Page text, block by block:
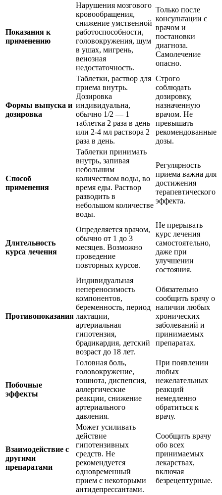
Показания к
применению
Нарушения мозгового
кровообращения,
снижение умственной
работоспособности,
головокружения, шум
в ушах, мигрень,
венозная
недостаточность.
Только после
консультации с
врачом и
постановки
диагноза.
Самолечение
опасно.
Формы выпуска и
дозировка
Таблетки, раствор для
приема внутрь.
Дозировка
индивидуальна,
обычно 1/2 — 1
таблетка 2 раза в день
или 2-4 мл раствора 2
раза в день.
Строго
соблюдать
дозировку,
назначенную
врачом. Не
превышать
рекомендованные
дозы.
Способ
применения
Таблетки принимать
внутрь, запивая
небольшим
количеством воды, во
время еды. Раствор
разводить в
небольшом количестве
воды.
Регулярность
приема важна для
достижения
терапевтического
эффекта.
Длительность
курса лечения
Определяется врачом,
обычно от 1 до 3
месяцев. Возможно
проведение
повторных курсов.
Не прерывать
курс лечения
самостоятельно,
даже при
улучшении
состояния.
Противопоказания
Индивидуальная
непереносимость
компонентов,
беременность, период
лактации,
артериальная
гипотензия,
брадикардия, детский
возраст до 18 лет.
Обязательно
сообщить врачу о
наличии любых
хронических
заболеваний и
принимаемых
препаратах.
Побочные
эффекты
Головная боль,
головокружение,
тошнота, диспепсия,
аллергические
реакции, снижение
артериального
давления.
При появлении
любых
нежелательных
реакций
немедленно
обратиться к
врачу.
Взаимодействие с
другими
препаратами
Может усиливать
действие
гипотензивных
средств. Не
рекомендуется
одновременный
прием с некоторыми
антидепрессантами.
Сообщить врачу
обо всех
принимаемых
лекарствах,
включая
безрецептурные.